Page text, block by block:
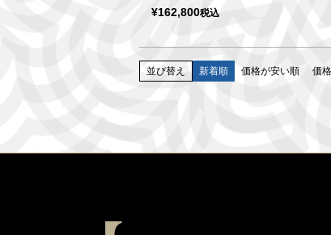
¥162,800税込
並び替え 新着順 価格が安い順 価